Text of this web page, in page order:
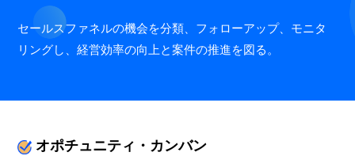
セールスファネルの機会を分類、フォローアップ、モニタ
リングし、経営効率の向上と案件の推進を図る。
オポチュニティ・カンバン